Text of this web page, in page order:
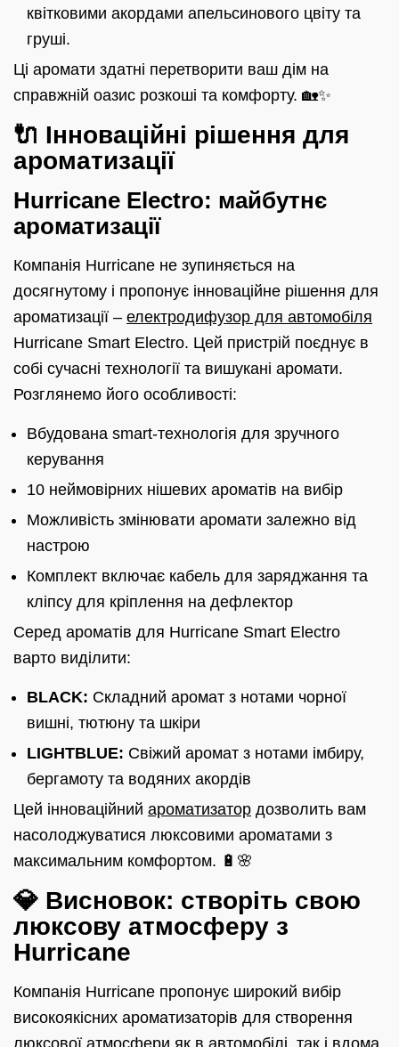
квітковими акордами апельсинового цвіту та
груші.
Ці аромати здатні перетворити ваш дім на
справжній оазис розкоші та комфорту. 🏡✨
🔌 Інноваційні рішення для
ароматизації
Hurricane Electro: майбутнє
ароматизації
Компанія Hurricane не зупиняється на
досягнутому і пропонує інноваційне рішення для
ароматизації – електродифузор для автомобіля
Hurricane Smart Electro. Цей пристрій поєднує в
собі сучасні технології та вишукані аромати.
Розглянемо його особливості:
Вбудована smart-технологія для зручного
керування
10 неймовірних нішевих ароматів на вибір
Можливість змінювати аромати залежно від
настрою
Комплект включає кабель для заряджання та
кліпсу для кріплення на дефлектор
Серед ароматів для Hurricane Smart Electro
варто виділити:
BLACK: Складний аромат з нотами чорної
вишні, тютюну та шкіри
LIGHTBLUE: Свіжий аромат з нотами імбиру,
бергамоту та водяних акордів
Цей інноваційний ароматизатор дозволить вам
насолоджуватися люксовими ароматами з
максимальним комфортом. 🔋🌸
💎 Висновок: створіть свою
люксову атмосферу з
Hurricane
Компанія Hurricane пропонує широкий вибір
високоякісних ароматизаторів для створення
люксової атмосфери як в автомобілі, так і вдома.